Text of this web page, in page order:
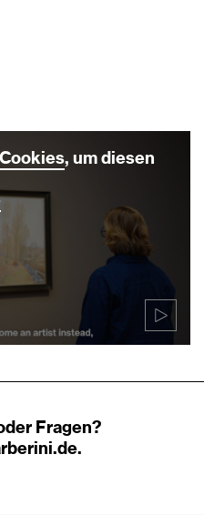
Cookies, um diesen
Fragen?
.